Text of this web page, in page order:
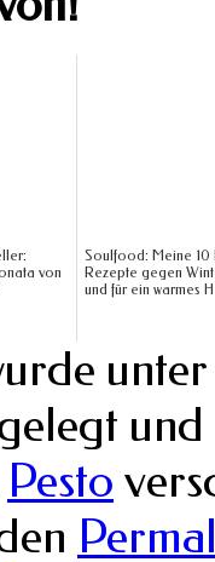
von
Soulfood: Meine 10
Rezepte gegen
und für ein warmes
Pesto